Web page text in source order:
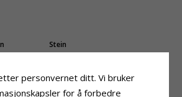
Stein
Farge:Hvit
Stein:Zirkon
personvernet ditt. Vi bruker
for å forbedre